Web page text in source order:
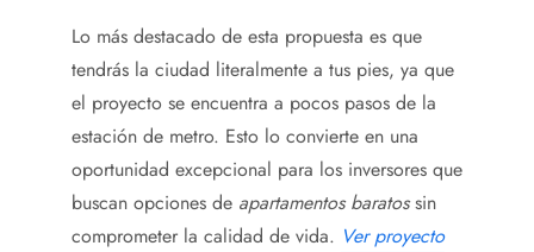
Lo más destacado de esta propuesta es que
tendrás la ciudad literalmente a tus pies, ya que
el proyecto se encuentra a pocos pasos de la
estación de metro. Esto lo convierte en una
oportunidad excepcional para los inversores que
buscan opciones de apartamentos baratossin
comprometer la calidad de vida. Ver proyecto